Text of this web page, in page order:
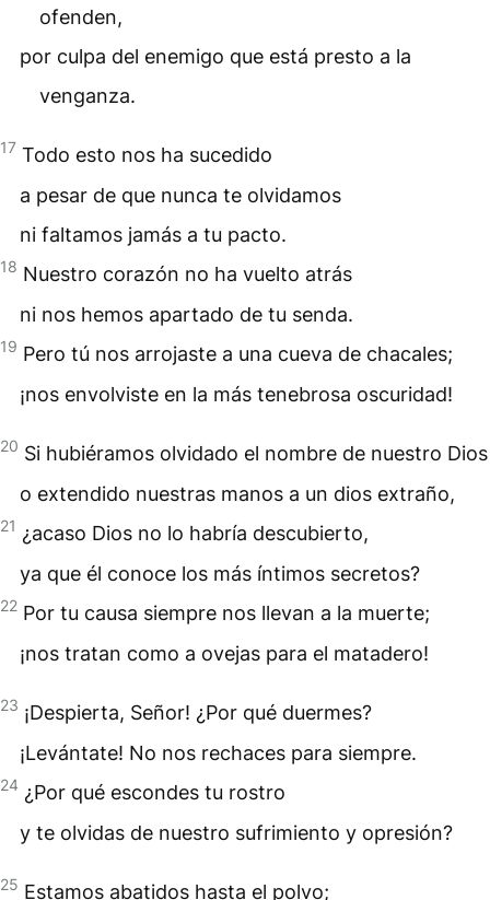
ofenden,
por culpa del enemigo que está presto a la
venganza.
17 Todo esto nos ha sucedido
a pesar de que nunca te olvidamos
ni faltamos jamás a tu pacto.
18 Nuestro corazón no ha vuelto atrás
ni nos hemos apartado de tu senda.
19 Pero tú nos arrojaste a una cueva de chacales;
¡nos envolviste en la más tenebrosa oscuridad!
20 Si hubiéramos olvidado el nombre de nuestro Dios
o extendido nuestras manos a un dios extraño,
21 ¿acaso Dios no lo habría descubierto,
ya que él conoce los más íntimos secretos?
22 Por tu causa siempre nos llevan a la muerte;
¡nos tratan como a ovejas para el matadero!
23 ¡Despierta, Señor! ¿Por qué duermes?
¡Levántate! No nos rechaces para siempre.
24 ¿Por qué escondes tu rostro
y te olvidas de nuestro sufrimiento y opresión?
25 Estamos abatidos hasta el polvo;